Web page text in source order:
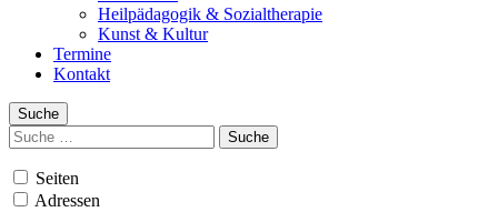
Heilpädagogik & Sozialtherapie
Kunst & Kultur
Termine
Kontakt
Suche
Suchen
nach:
Seiten
Adressen